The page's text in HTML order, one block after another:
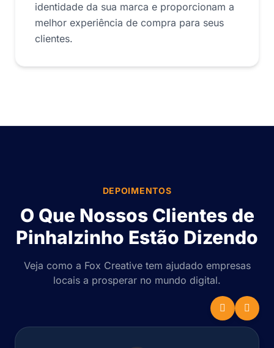
identidade da sua marca e proporcionam a
melhor experiência de compra para seus
clientes.
DEPOIMENTOS
O Que Nossos Clientes de
Pinhalzinho Estão Dizendo
Veja como a Fox Creative tem ajudado empresas
locais a prosperar no mundo digital.